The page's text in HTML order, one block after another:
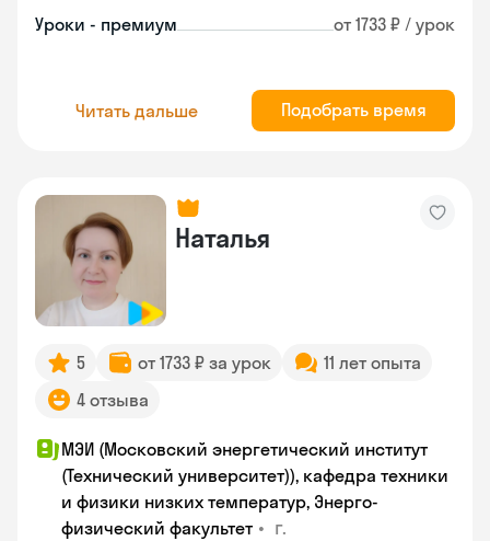
Уроки - премиум от 1733 ₽ / урок
Читать дальше Подобрать время
Наталья
5 от 1733 ₽ за урок
11 лет опыта
4 отзыва
МЭИ (Московский энергетический институт
(Технический университет)), кафедра техники
и физики низких температур, Энерго-
физический факультет • г.